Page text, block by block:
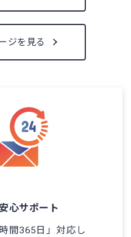
ジを見る
心サポート
間365日」対応し